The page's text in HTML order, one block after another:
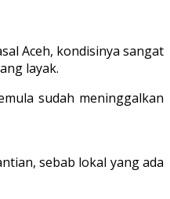
Aceh, kondisinya sangat
layak.
sudah meninggalkan
sebab lokal yang ada